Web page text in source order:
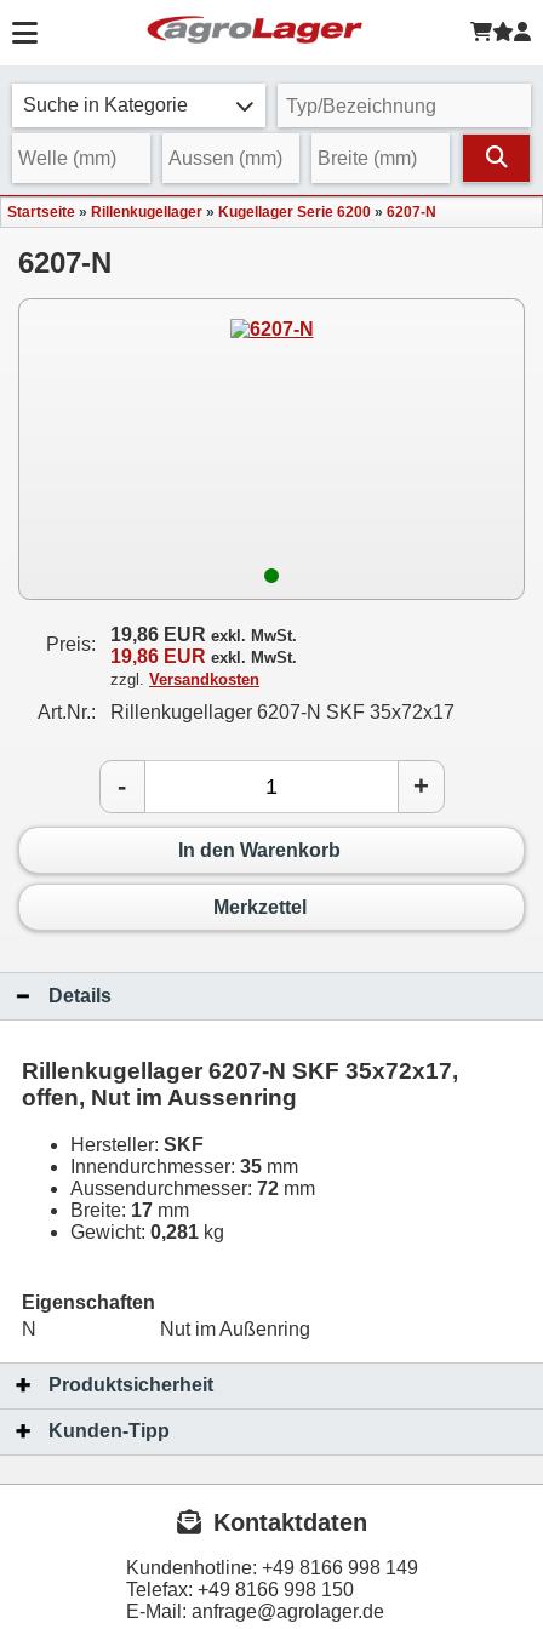
Suche in Kategorie
Startseite » Rillenkugellager » Kugellager Serie 6200 » 6207-N
6207-N
Preis: 19,86 EUR exkl. MwSt.
19,86 EUR exkl. MwSt.
zzgl. Versandkosten
Art.Nr.: Rillenkugellager 6207-N SKF 35x72x17
- +
In den Warenkorb
Merkzettel
Details
Rillenkugellager 6207-N SKF 35x72x17,
offen, Nut im Aussenring
Hersteller: SKF
Innendurchmesser: 35 mm
Aussendurchmesser: 72 mm
Breite: 17 mm
Gewicht: 0,281 kg
Eigenschaften
N
Nut im Außenring
Produktsicherheit
Kunden-Tipp
Kontaktdaten
Kundenhotline: +49 8166 998 149
Telefax: +49 8166 998 150
E-Mail: anfrage@agrolager.de